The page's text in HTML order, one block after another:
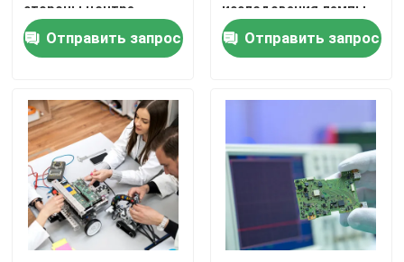
Азиатские сертификационные услуги
Австралийские службы сертификации
Африканские службы сертификации
Другие услуги
стороны центра
испытательной
лаборатории
лаборатории
испытывая
Отправить запрос
исследования лампы
электрофонаря и
обслуживание
Отправить запрос